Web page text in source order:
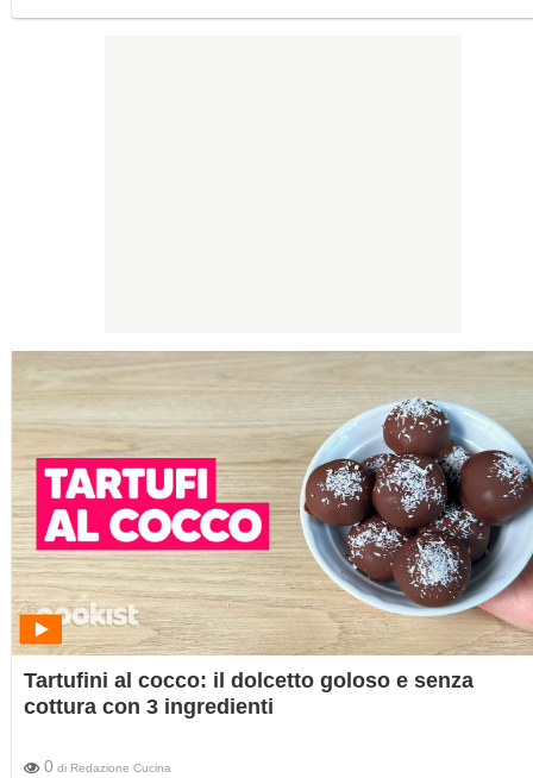
Tartufini al cocco: il dolcetto goloso e senza
cottura con 3 ingredienti
0 di Redazione Cucina